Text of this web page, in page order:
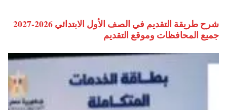
شرح طريقة التقديم في الصف الأول الابتدائي 2026-2027
جميع المحافظات وموقع التقديم